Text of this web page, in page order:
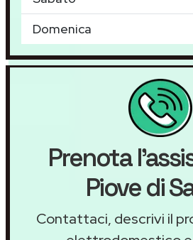
Domenica
Prenota
Piove di
Contattaci, descrivi il